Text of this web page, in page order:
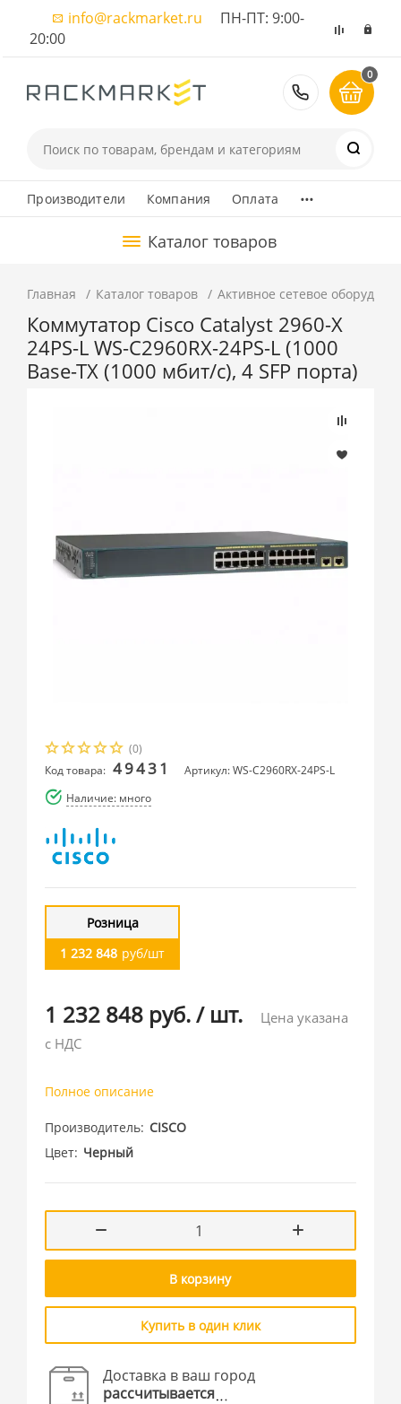
info@rackmarket.ru ПН-ПТ: 9:00-
20:00
8 (495)
0
Производители Компания Оплата ...
Каталог товаров
Главная Каталог товаров Активное сетевое
Коммутатор Cisco Catalyst 2960-X
24PS-L WS-C2960RX-24PS-L (1000
Base-TX (1000 мбит/с), 4 SFP порта)
(0)
Код товара: 49431
Артикул: WS-C2960RX-24PS-L
Наличие: много
Розница
1 232 848 руб/шт
1 232 848 руб./ шт.
Цена указана
с НДС
Полное описание
Производитель CISCO
Цвет Черный
В корзину
Купить в один клик
Доставка в ваш город
рассчитывается